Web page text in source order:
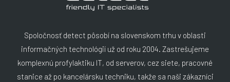
Spoločnosť detect pôsobí na slovenskom trhu v oblasti
informačných technológií už od roku 2004. Zastrešujeme
komplexnú profylaktiku IT, od serverov, cez siete, pracovné
stanice až po kancelársku techniku, takže sa naši zákazníci